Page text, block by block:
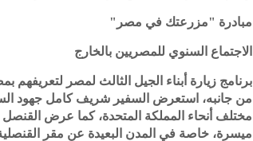
مبادرة "مزرعتك في مصر"
الاجتماع السنوي للمصريين بالخارج
برنامج زيارة أبناء الجيل الثالث لمصر لتعريفهم
من جانبه، استعرض السفير شريف كامل جهود
مختلف أنحاء المملكة المتحدة، كما عرض القنصل
ميسرة، خاصة في المدن البعيدة عن مقر